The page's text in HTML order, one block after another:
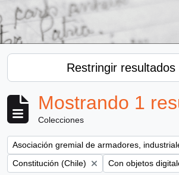
Restringir resultados
Mostrando 1
Colecciones
Remove filter:
Remove filter:
Constitución (Chile) Remove filter:
Con objetos